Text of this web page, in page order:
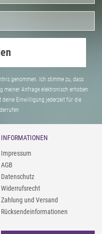
genommen. Ich stimme zu, dass
meiner Anfrage elektronisch erhoben
deine Einwilligung jederzeit für die
INFORMATIONEN
Impressum
AGB
Datenschutz
Widerrufsrecht
Zahlung und Versand
Rücksendeinformationen